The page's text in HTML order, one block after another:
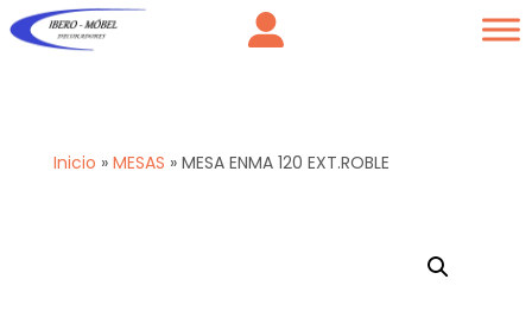
Inicio » MESAS » MESA ENMA 120 EXT.ROBLE